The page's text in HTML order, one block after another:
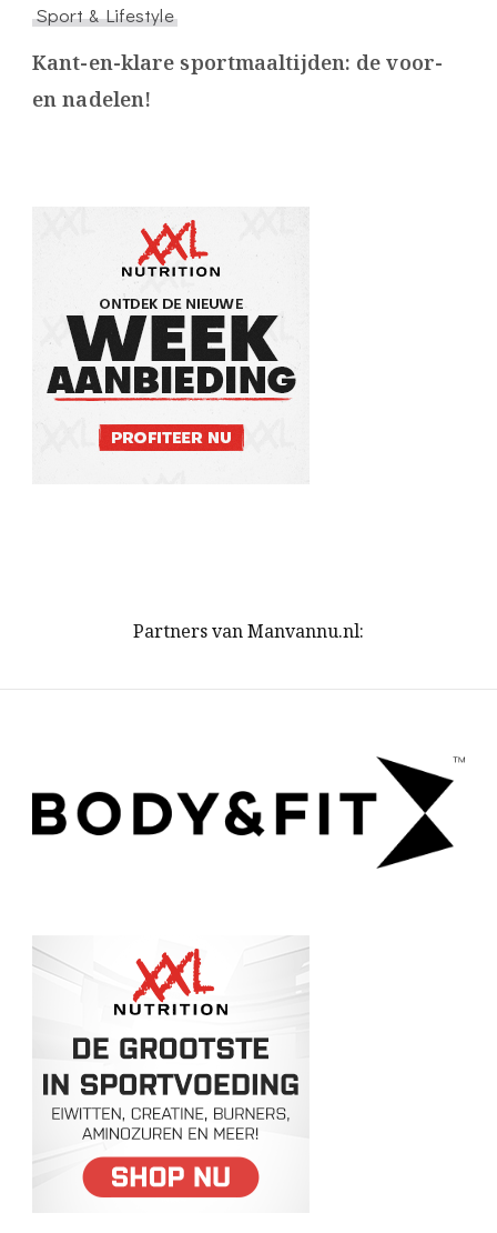
Sport & Lifestyle
Kant-en-klare sportmaaltijden: de voor-
en nadelen!
Partners van Manvannu.nl: